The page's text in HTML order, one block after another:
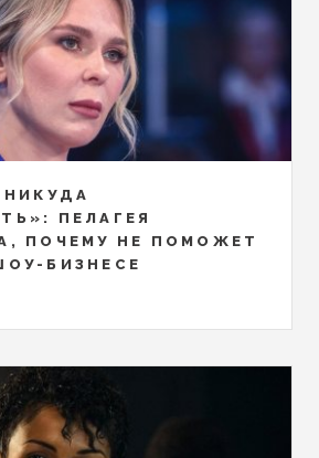
НИКУДА
ПЕЛАГЕЯ
ПОЧЕМУ НЕ ПОМОЖЕТ
БИЗНЕСЕ